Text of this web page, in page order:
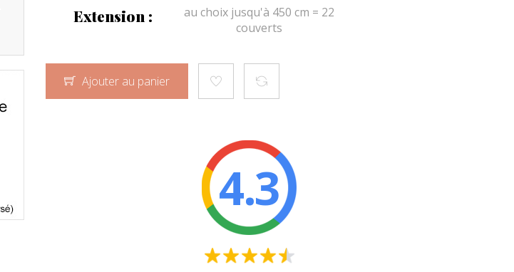
Extension :
au choix jusqu'à 450 cm = 22
couverts
INFORMATIONS ET TARIFS NOUS CONTACTER
4.3